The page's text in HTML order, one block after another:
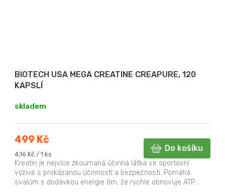
BIOTECH USA MEGA CREATINE CREAPURE, 120
KAPSLÍ
skladem
499 Kč
Měrná
cena:
4,16 Kč / 1 ks
Do košíku
Kreatin je nejvíce zkoumaná účinná látka ve sportovní
výživě s prokázanou účinností a bezpečností. Pomáhá
svalům s dodávkou energie tím, že rychle obnovuje ATP...